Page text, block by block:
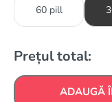
60 pill
Prețul total:
ADAUGĂ